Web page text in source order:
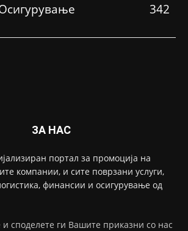
342
ЗА НАС
портал за промоција на
компании, и сите поврзани услуги,
финансии и осигурување од
и споделете ги Вашите приказни со нас